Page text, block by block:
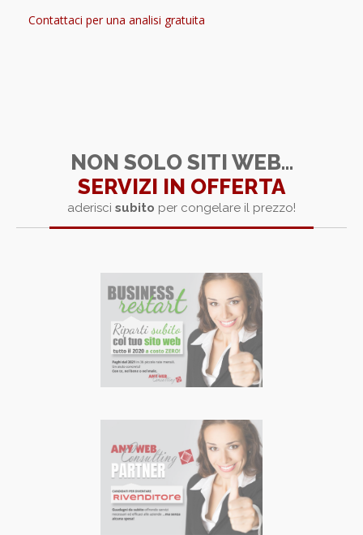
Contattaci per una analisi gratuita
NON SOLO SITI WEB...
SERVIZI IN OFFERTA
aderisci subito per congelare il prezzo!